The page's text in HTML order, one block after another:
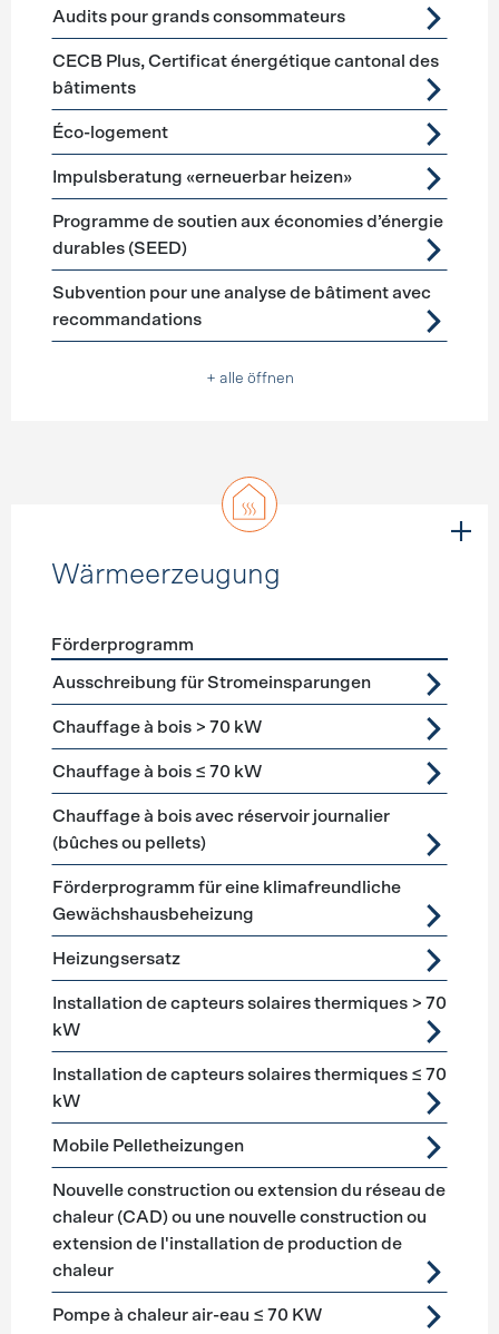
Audits pour grands consommateurs
CECB Plus, Certificat énergétique cantonal des
bâtiments
Éco-logement
Impulsberatung «erneuerbar heizen»
Programme de soutien aux économies d’énergie
durables (SEED)
Subvention pour une analyse de bâtiment avec
recommandations
+ alle öffnen
Wärmeerzeugung
Förderprogramme Wärmeerzeugung
Förderprogramm
Ausschreibung für Stromeinsparungen
Chauffage à bois > 70 kW
Chauffage à bois ≤ 70 kW
Chauffage à bois avec réservoir journalier
(bûches ou pellets)
Förderprogramm für eine klimafreundliche
Gewächshausbeheizung
Heizungsersatz
Installation de capteurs solaires thermiques > 70
kW
Installation de capteurs solaires thermiques ≤ 70
kW
Mobile Pelletheizungen
Nouvelle construction ou extension du réseau de
chaleur (CAD) ou une nouvelle construction ou
extension de l'installation de production de
chaleur
Pompe à chaleur air-eau ≤ 70 KW